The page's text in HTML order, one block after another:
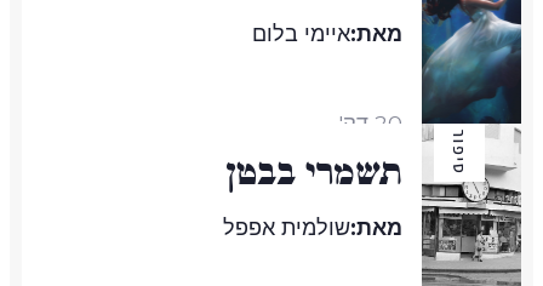
מאת:איימי בלום
20 דק'
סיפור תשמרי בבטן
מאת:שולמית אפפל